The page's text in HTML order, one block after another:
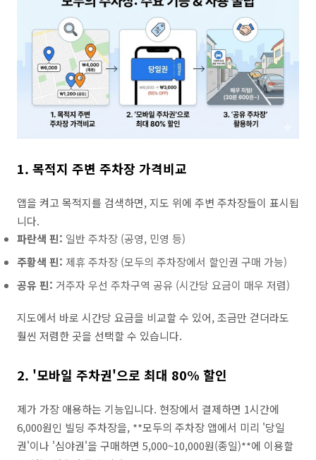
1. 목적지 주변 주차장 가격비교
앱을 켜고 목적지를 검색하면, 지도 위에 주변 주차장들이 표시됩
니다.
파란색 핀: 일반 주차장 (공영, 민영 등)
주황색 핀: 제휴 주차장 (모두의 주차장에서 할인권 구매 가능)
공유 핀: 거주자 우선 주차구역 공유 (시간당 요금이 매우 저렴)
지도에서 바로 시간당 요금을 비교할 수 있어, 조금만 걷더라도
훨씬 저렴한 곳을 선택할 수 있습니다.
2. '모바일 주차권'으로 최대 80% 할인
제가 가장 애용하는 기능입니다. 현장에서 결제하면 1시간에
6,000원인 빌딩 주차장을, **모두의 주차장 앱에서 미리 '당일
권'이나 '심야권'을 구매하면 5,000~10,000원(종일)**에 이용할